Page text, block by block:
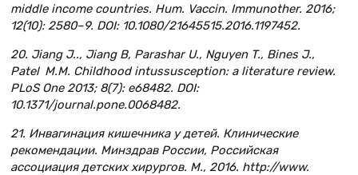
middle income countries. Hum. Vaccin. Immunother. 2016;
12(10): 2580–9. DOI: 10.1080/21645515.2016.1197452.
20. Jiang J.., Jiang B, Parashar U., Nguyen T., Bines J.,
Patel M.M. Childhood intussusception: a literature review.
PLoS One 2013; 8(7): e68482. DOI:
10.1371/journal.pone.0068482.
21. Инвагинация кишечника у детей. Клинические
рекомендации. Минздрав России, Российская
ассоциация детских хирургов. M., 2016. http://www.